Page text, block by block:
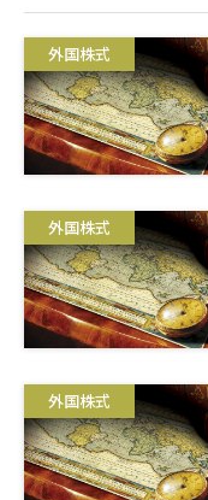
外国株式
外国株式
外国株式